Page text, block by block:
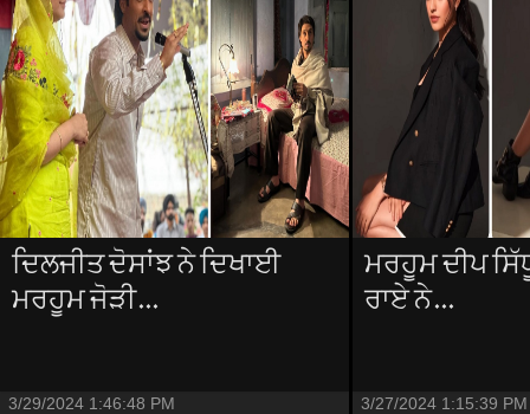
ਦਿਲਜੀਤ ਦੋਸਾਂਝ ਨੇ ਦਿਖਾਈ
ਮਰਹੂਮ ਜੋੜੀ...
3/29/2024 1:46:48 PM
ਮਰਹੂਮ ਦੀਪ
ਰਾਏ ਨੇ...
3/27/2024 1:15:39 PM